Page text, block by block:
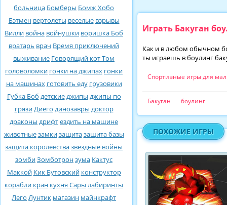
больница Бомберы Бомж Хобо
Бэтмен вертолеты веселые взрывы
Вилли война войнушки воришка Боб
вратарь врач Время приключений
выживание Говорящий кот Том
головоломки гонки на джипах гонки
на машинах готовить еду грузовики
Губка Боб детскиеджипы джипы по
грязиДиего динозавры доктор
драконы дрифтездить на машине
животныезамкизащитазащита базы
защита королевствазвездные войны
зомбиЗомботронзума Кактус
Маккой Кик Бутовский конструктор
корабли кран кухня Сары лабиринты
Лего Лунтик магазин майнкрафт
Играть Бакуган
Как и в любом обычном
ты играешь в боулинг
Спортивные игры для
Бакуган боулинг
ПОХОЖИЕ ИГРЫ